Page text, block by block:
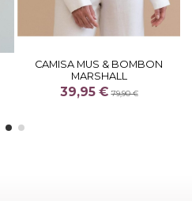
CAMISA MUS & BOMBON
MARSHALL
39,95 €79,90 €